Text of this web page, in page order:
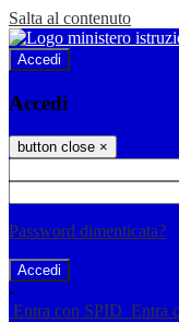
Salta al contenuto
Accedi
Accedi
button close ×
Password dimenticata?
-
Entra con SPID Entra